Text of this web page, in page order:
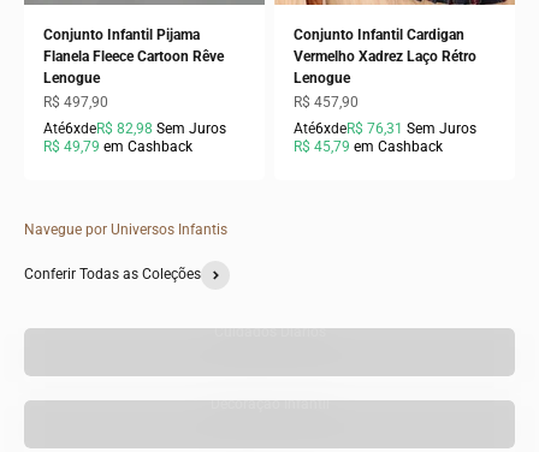
Conjunto Infantil Pijama
Flanela Fleece Cartoon Rêve
Lenogue
Preço promocional
R$ 497,90
Até6xdeR$ 82,98 Sem Juros
R$ 49,79 em Cashback
Conjunto Infantil Cardigan
Vermelho Xadrez Laço Rétro
Lenogue
Preço promocional
R$ 457,90
Até6xdeR$ 76,31 Sem Juros
R$ 45,79 em Cashback
Navegue por Universos Infantis
Conferir Todas as Coleções
Cuidados Diários
Decoração Infantil